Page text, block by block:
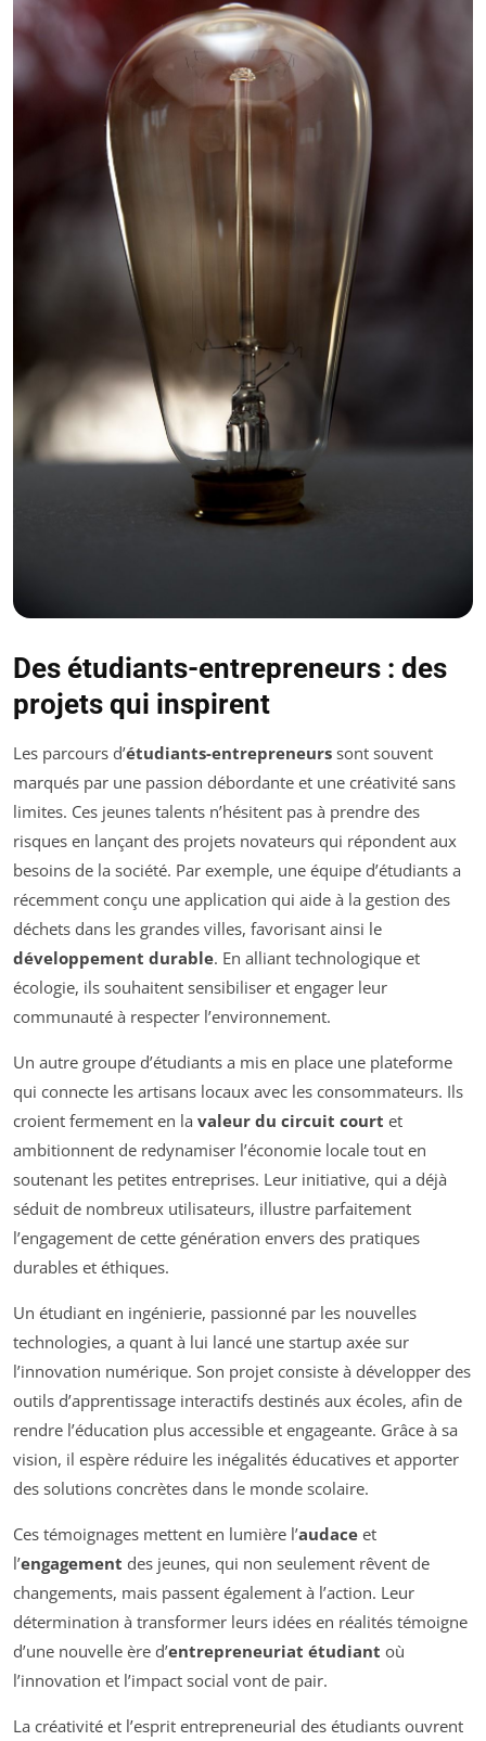
Des étudiants-entrepreneurs : des
projets qui inspirent
Les parcours d’étudiants-entrepreneurs sont souvent
marqués par une passion débordante et une créativité sans
limites. Ces jeunes talents n’hésitent pas à prendre des
risques en lançant des projets novateurs qui répondent aux
besoins de la société. Par exemple, une équipe d’étudiants a
récemment conçu une application qui aide à la gestion des
déchets dans les grandes villes, favorisant ainsi le
développement durable. En alliant technologique et
écologie, ils souhaitent sensibiliser et engager leur
communauté à respecter l’environnement.
Un autre groupe d’étudiants a mis en place une plateforme
qui connecte les artisans locaux avec les consommateurs. Ils
croient fermement en la valeur du circuit court et
ambitionnent de redynamiser l’économie locale tout en
soutenant les petites entreprises. Leur initiative, qui a déjà
séduit de nombreux utilisateurs, illustre parfaitement
l’engagement de cette génération envers des pratiques
durables et éthiques.
Un étudiant en ingénierie, passionné par les nouvelles
technologies, a quant à lui lancé une startup axée sur
l’innovation numérique. Son projet consiste à développer des
outils d’apprentissage interactifs destinés aux écoles, afin de
rendre l’éducation plus accessible et engageante. Grâce à sa
vision, il espère réduire les inégalités éducatives et apporter
des solutions concrètes dans le monde scolaire.
Ces témoignages mettent en lumière l’audace et
l’engagement des jeunes, qui non seulement rêvent de
changements, mais passent également à l’action. Leur
détermination à transformer leurs idées en réalités témoigne
d’une nouvelle ère d’entrepreneuriat étudiant où
l’innovation et l’impact social vont de pair.
La créativité et l’esprit entrepreneurial des étudiants ouvrent